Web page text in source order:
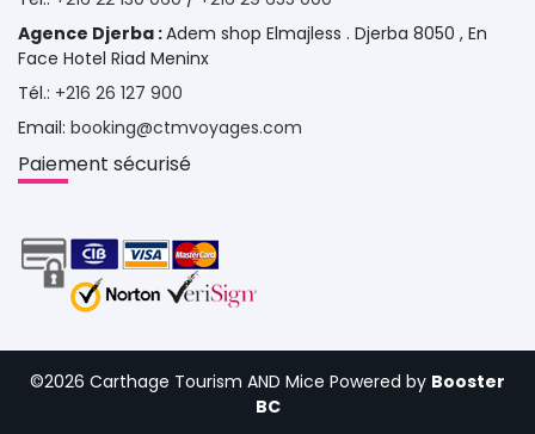
Agence Djerba :Adem shop Elmajless . Djerba 8050 , En
Face Hotel Riad Meninx
Tél.: +216 26 127 900
Email: booking@ctmvoyages.com
Paiement sécurisé
©2026 Carthage Tourism AND Mice Powered by Booster
BC